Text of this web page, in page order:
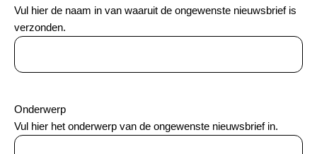
Vul hier de naam in van waaruit de ongewenste nieuwsbrief is
verzonden.
Onderwerp
Vul hier het onderwerp van de ongewenste nieuwsbrief in.